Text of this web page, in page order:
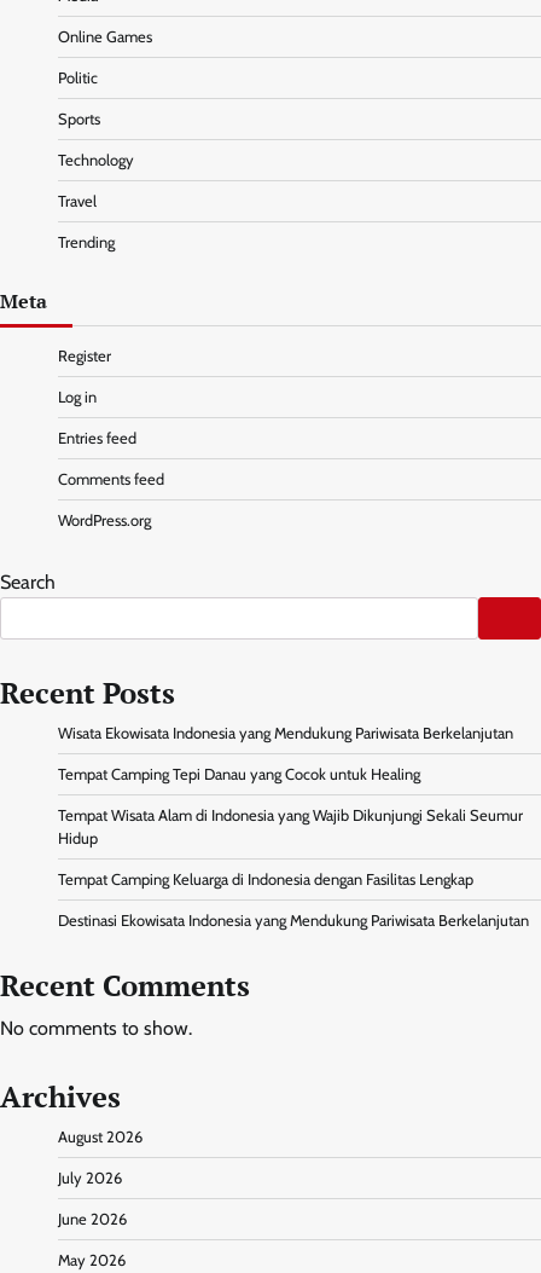
Online Games
Politic
Sports
Technology
Travel
Trending
Meta
Register
Log in
Entries feed
Comments feed
WordPress.org
Search
Recent Posts
Wisata Ekowisata Indonesia yang Mendukung Pariwisata Berkelanjutan
Tempat Camping Tepi Danau yang Cocok untuk Healing
Tempat Wisata Alam di Indonesia yang Wajib Dikunjungi Sekali Seumur
Hidup
Tempat Camping Keluarga di Indonesia dengan Fasilitas Lengkap
Destinasi Ekowisata Indonesia yang Mendukung Pariwisata Berkelanjutan
Recent Comments
No comments to show.
Archives
August 2026
July 2026
June 2026
May 2026